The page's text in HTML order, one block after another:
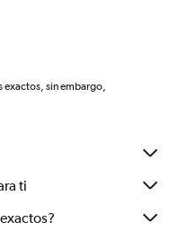
exactos, sin embargo,
ti